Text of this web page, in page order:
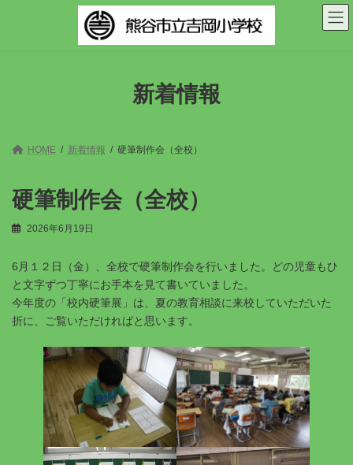
新着情報
HOME 新着情報 硬筆制作会（全校）
硬筆制作会（全校）
2026年6月19日
6月１２日（金）、全校で硬筆制作会を行いました。どの児童もひ
と文字ずつ丁寧にお手本を見て書いていました。
今年度の「校内硬筆展」は、夏の教育相談に来校していただいた
折に、ご覧いただければと思います。